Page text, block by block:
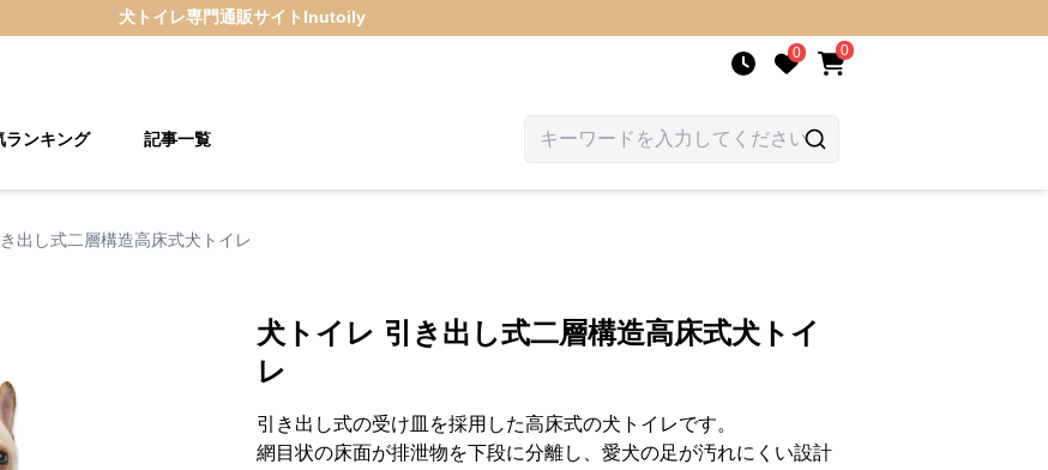
犬トイレ専門通販サイト Inutoily
0 0
ランキング 記事一覧
出し式二層構造高床式犬トイレ
犬トイレ 引き出し式二層構造高床式犬トイ
レ
引き出し式の受け皿を採用した高床式の犬トイレです。
網目状の床面が排泄物を下段に分離し、愛犬の足が汚れにくい設計